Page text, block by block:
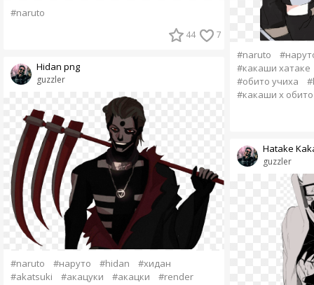
#naruto
44 7
guzzler
Hidan png
#naruto #наруто #hidan
#хидан
#akatsuki
#акацуки #акацки #render
#naruto
#какаши хатаке
#обито учиха
#какаши х обито
guzzler
Hatake